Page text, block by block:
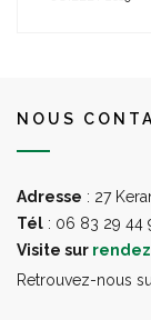
NOUS
Adresse : 27
Tél : 06 83 29 44
Visite sur
Retrouvez-nous